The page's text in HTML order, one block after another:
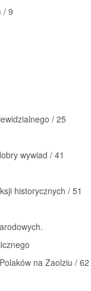
/ 9
/ 25
wywiad / 41
historycznych / 51
na Zaolziu / 62